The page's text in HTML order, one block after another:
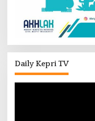
Daily Kepri TV